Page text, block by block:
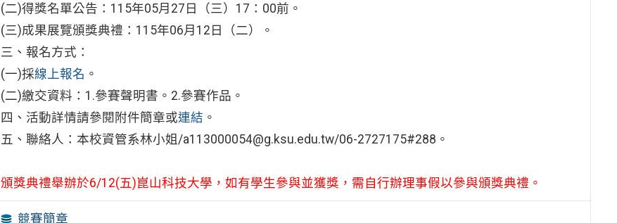
(二)得獎名單公告：115年05月27日（三）17：00前。
(三)成果展覽頒獎典禮：115年06月12日（二）。
三、報名方式：
(一)採線上報名 。
(二)繳交資料：1.參賽聲明書。2.參賽作品。
四、活動詳情請參閱附件簡章或連結 。
五、聯絡人：本校資管系林小姐/a113000054@g.ksu.edu.tw/06-2727175#288。
頒獎典禮舉辦於6/12(五)崑山科技大學，如有學生參與並獲獎，需自行辦理事假以參與頒獎典禮。
競賽簡章